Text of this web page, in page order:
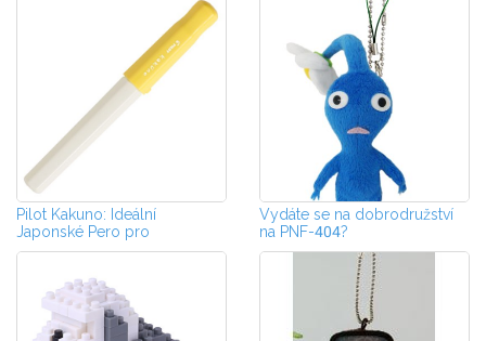
Pilot Kakuno: Ideální
Japonské Pero pro
Začátečníky s Veselý...
Vydáte se na dobrodružství
na PNF-404?